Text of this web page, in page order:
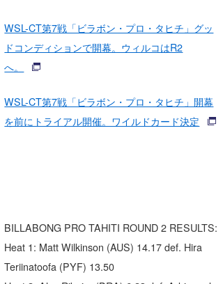
WSL-CT第7戦「ビラボン・プロ・タヒチ」グッ
ドコンディションで開幕。ウィルコはR2
へ。
WSL-CT第7戦「ビラボン・プロ・タヒチ」開幕
を前にトライアル開催。ワイルドカード決定
BILLABONG PRO TAHITI ROUND 2 RESULTS:
Heat 1: Matt Wilkinson (AUS) 14.17 def. Hira
Teriinatoofa (PYF) 13.50